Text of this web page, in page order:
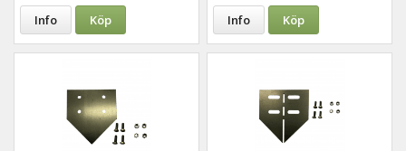
Info Köp Info Köp